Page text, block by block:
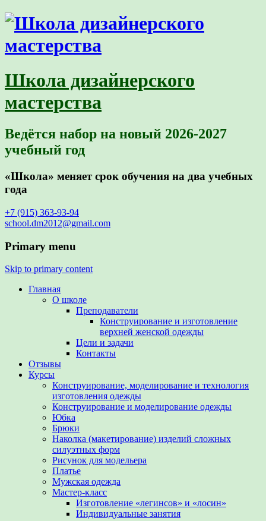
Школа дизайнерского
мастерства
Ведётся набор на новый 2026-2027
учебный год
«Школа» меняет срок обучения на два учебных
года
+7 (915) 363-93-94
school.dm2012@gmail.com
Primary menu
Skip to primary content
Главная
О школе
Преподаватели
Конструирование и изготовление
верхней женской одежды
Цели и задачи
Контакты
Отзывы
Курсы
Конструирование, моделирование и технология
изготовления одежды
Конструирование и моделирование одежды
Юбка
Брюки
Наколка (макетирование) изделий сложных
силуэтных форм
Рисунок для модельера
Платье
Мужская одежда
Мастер-класс
Изготовление «легинсов» и «лосин»
Индивидуальные занятия